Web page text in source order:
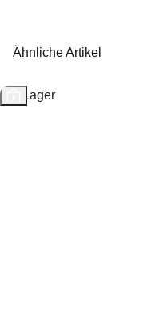
Ähnliche Artikel
Auf Lager